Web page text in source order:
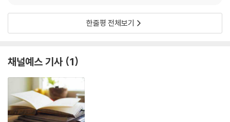
한줄평 전체보기
채널예스 기사 1